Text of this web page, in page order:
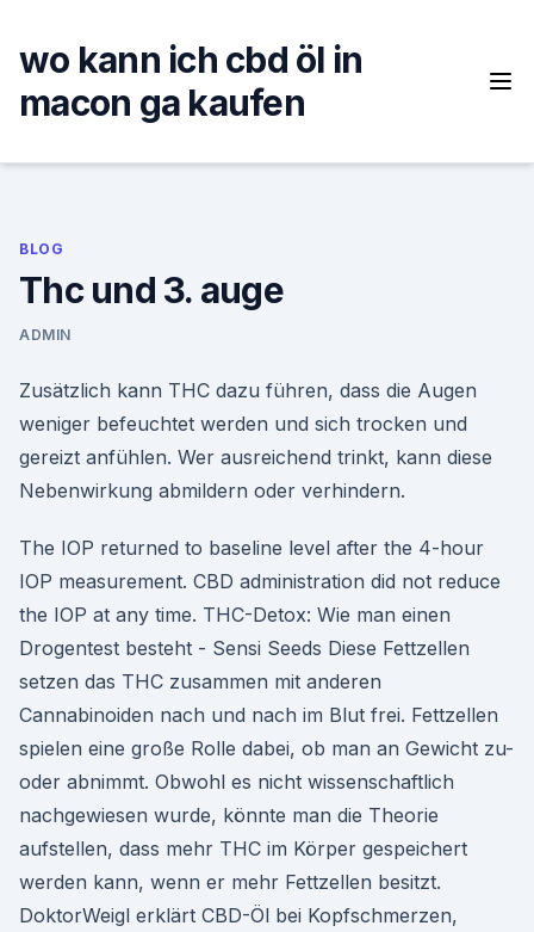
content
wo kann ich cbd öl in
macon ga kaufen
BLOG
Thc und 3. auge
ADMIN
Zusätzlich kann THC dazu führen, dass die Augen
weniger befeuchtet werden und sich trocken und
gereizt anfühlen. Wer ausreichend trinkt, kann diese
Nebenwirkung abmildern oder verhindern.
The IOP returned to baseline level after the 4-hour
IOP measurement. CBD administration did not reduce
the IOP at any time. THC-Detox: Wie man einen
Drogentest besteht - Sensi Seeds Diese Fettzellen
setzen das THC zusammen mit anderen
Cannabinoiden nach und nach im Blut frei. Fettzellen
spielen eine große Rolle dabei, ob man an Gewicht zu-
oder abnimmt. Obwohl es nicht wissenschaftlich
nachgewiesen wurde, könnte man die Theorie
aufstellen, dass mehr THC im Körper gespeichert
werden kann, wenn er mehr Fettzellen besitzt.
DoktorWeigl erklärt CBD-Öl bei Kopfschmerzen,